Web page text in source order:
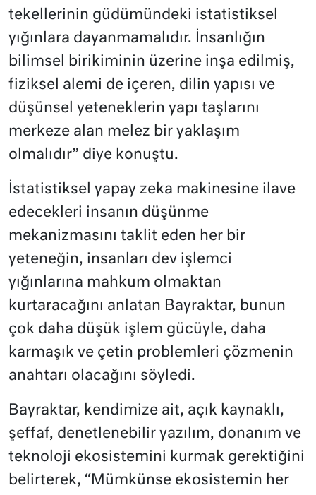
tekellerinin güdümündeki istatistiksel
yığınlara dayanmamalıdır. İnsanlığın
bilimsel birikiminin üzerine inşa edilmiş,
fiziksel alemi de içeren, dilin yapısı ve
düşünsel yeteneklerin yapı taşlarını
merkeze alan melez bir yaklaşım
olmalıdır” diye konuştu.
İstatistiksel yapay zeka makinesine ilave
edecekleri insanın düşünme
mekanizmasını taklit eden her bir
yeteneğin, insanları dev işlemci
yığınlarına mahkum olmaktan
kurtaracağını anlatan Bayraktar, bunun
çok daha düşük işlem gücüyle, daha
karmaşık ve çetin problemleri çözmenin
anahtarı olacağını söyledi.
Bayraktar, kendimize ait, açık kaynaklı,
şeffaf, denetlenebilir yazılım, donanım ve
teknoloji ekosistemini kurmak gerektiğini
belirterek, “Mümkünse ekosistemin her